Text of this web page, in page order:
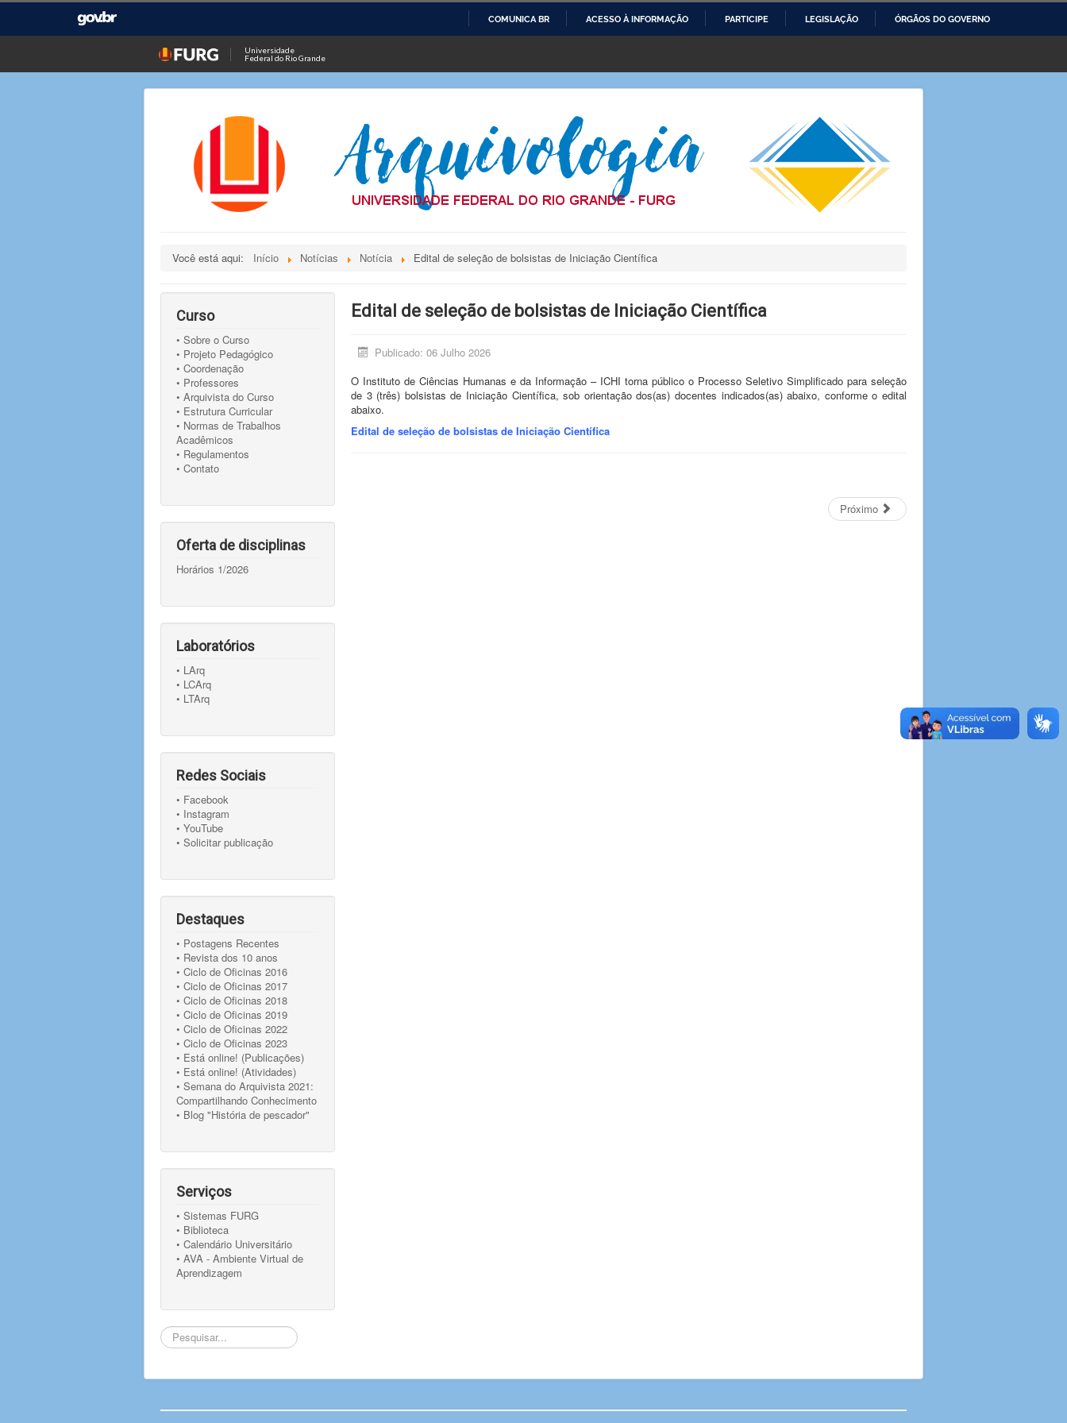
O
CONTEÚDO
COMUNICA BR ACESSO À INFORMAÇÃO PARTICIPE LEGISLAÇÃO ÓRGÃOS DO GOVERNO
Universidade
Federal do Rio Grande
Você está aqui: Início Notícias Notícia Edital de seleção de bolsistas de Iniciação Científica
Curso
• Sobre o Curso
• Projeto Pedagógico
• Coordenação
• Professores
• Arquivista do Curso
• Estrutura Curricular
• Normas de Trabalhos
Acadêmicos
• Regulamentos
• Contato
Oferta de disciplinas
Horários 1/2026
Laboratórios
• LArq
• LCArq
• LTArq
Redes Sociais
• Facebook
• Instagram
• YouTube
• Solicitar publicação
Destaques
• Postagens Recentes
• Revista dos 10 anos
• Ciclo de Oficinas 2016
• Ciclo de Oficinas 2017
• Ciclo de Oficinas 2018
• Ciclo de Oficinas 2019
• Ciclo de Oficinas 2022
• Ciclo de Oficinas 2023
• Está online! (Publicações)
• Está online! (Atividades)
• Semana do Arquivista 2021:
Compartilhando Conhecimento
• Blog "História de pescador"
Serviços
• Sistemas FURG
• Biblioteca
• Calendário Universitário
• AVA - Ambiente Virtual de
Aprendizagem
Pesquisar...
Edital de seleção de bolsistas de Iniciação Científica
Publicado: 06 Julho 2026
O Instituto de Ciências Humanas e da Informação – ICHI torna público o Processo Seletivo Simplificado para seleção
de 3 (três) bolsistas de Iniciação Científica, sob orientação dos(as) docentes indicados(as) abaixo, conforme o edital
abaixo.
Edital de seleção de bolsistas de Iniciação Científica
Próximo